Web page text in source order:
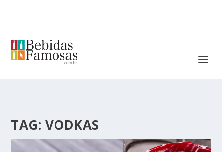
TAG: VODKAS